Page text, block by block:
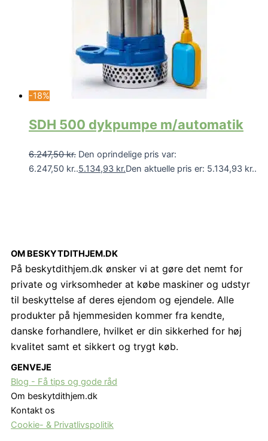
-18%
SDH 500 dykpumpe m/automatik
6.247,50kr. Den oprindelige pris var:
6.247,50 kr..5.134,93 kr.Den aktuelle pris er: 5.134,93 kr..
OM BESKYTDITHJEM.DK
På beskytdithjem.dk ønsker vi at gøre det nemt for
private og virksomheder at købe maskiner og udstyr
til beskyttelse af deres ejendom og ejendele. Alle
produkter på hjemmesiden kommer fra kendte,
danske forhandlere, hvilket er din sikkerhed for høj
kvalitet samt et sikkert og trygt køb.
GENVEJE
Blog - Få tips og gode råd
Om beskytdithjem.dk
Kontakt os
Cookie- & Privatlivspolitik